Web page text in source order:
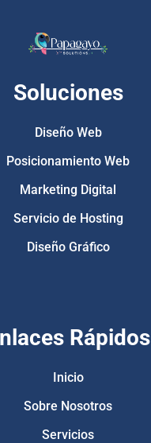
Soluciones
Diseño Web
Posicionamiento Web
Marketing Digital
Servicio de Hosting
Diseño Gráfico
Rápidos
Inicio
Sobre Nosotros
Servicios